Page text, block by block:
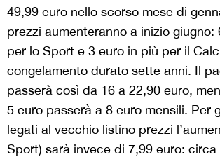
49,99 euro nello scorso mese di
prezzi aumenteranno a inizio giugno:
per lo Sport e 3 euro in più per il
congelamento durato sette anni. Il
passerà così da 16 a 22,90 euro,
5 euro passerà a 8 euro mensili. Per
legati al vecchio listino prezzi
Sport) sarà invece di 7,99 euro: circa